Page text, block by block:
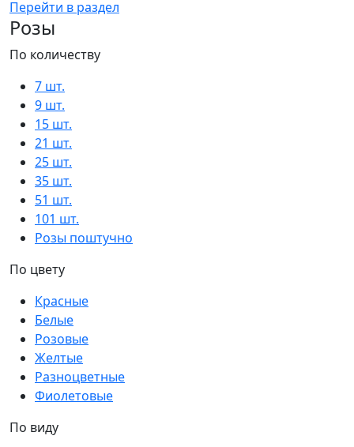
Перейти в раздел
Розы
По количеству
7 шт.
9 шт.
15 шт.
21 шт.
25 шт.
35 шт.
51 шт.
101 шт.
Розы поштучно
По цвету
Красные
Белые
Розовые
Желтые
Разноцветные
Фиолетовые
По виду